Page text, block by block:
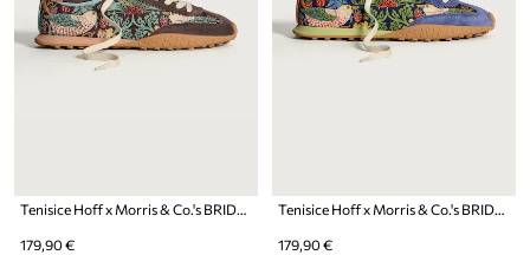
Tenisice Hoff x Morris & Co.'s BRIDGE BROWN
179,90 €
Tenisice Hoff x Morris & Co.'s BRIDGE BLUE
179,90 €